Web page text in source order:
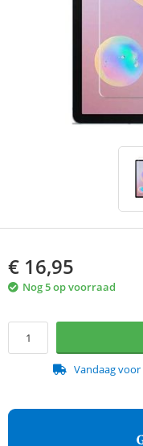
€ 16,95
Nog 5 op voorraad
Vandaag voor